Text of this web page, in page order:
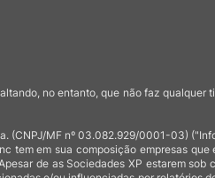
no entanto, que não faz
(CNPJ/MF nº 03.082.929/0001-03)
em sua composição empresas
de as Sociedades XP estarem